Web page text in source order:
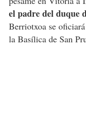
el padre del duque
Berriotxoa se
la Basílica de San